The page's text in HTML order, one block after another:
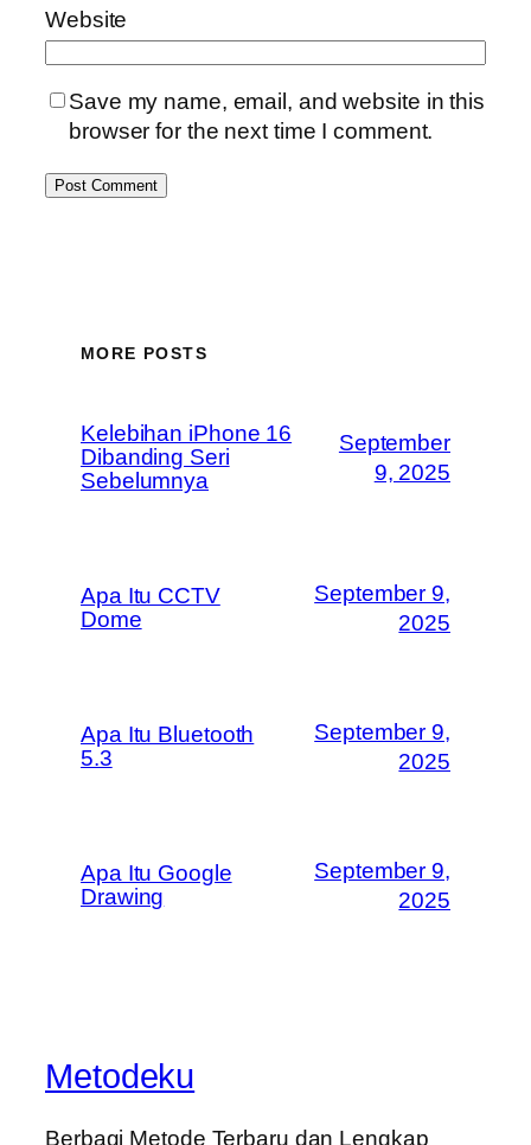
Website
Save my name, email, and website in this
browser for the next time I comment.
MORE POSTS
Kelebihan iPhone 16
Dibanding Seri
Sebelumnya
September
9, 2025
Apa Itu CCTV
Dome
September 9,
2025
Apa Itu Bluetooth
5.3
September 9,
2025
Apa Itu Google
Drawing
September 9,
2025
Metodeku
Berbagi Metode Terbaru dan Lengkap